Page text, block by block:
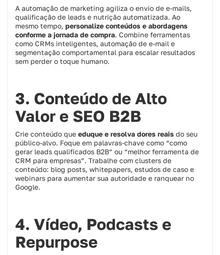
A automação de marketing agiliza o envio de e-mails,
qualificação de leads e nutrição automatizada. Ao
mesmo tempo, personalize conteúdos e abordagens
conforme a jornada de compra. Combine ferramentas
como CRMs inteligentes, automação de e-mail e
segmentação comportamental para escalar resultados
sem perder o toque humano.
3. Conteúdo de Alto
Valor e SEO B2B
Crie conteúdo que eduque e resolva dores reais do seu
público-alvo. Foque em palavras-chave como “como
gerar leads qualificados B2B” ou “melhor ferramenta de
CRM para empresas”. Trabalhe com clusters de
conteúdo: blog posts, whitepapers, estudos de caso e
webinars para aumentar sua autoridade e ranquear no
Google.
4. Vídeo, Podcasts e
Repurpose